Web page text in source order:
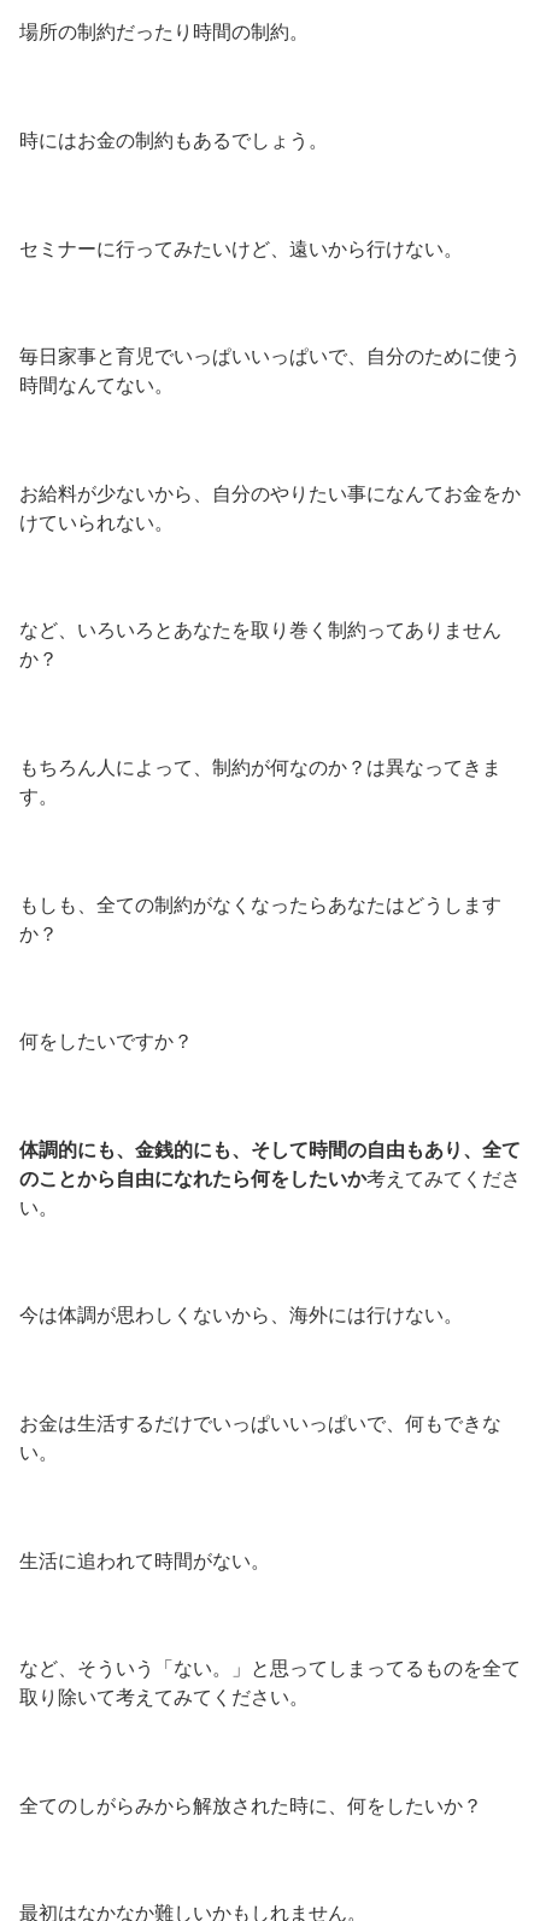
場所の制約だったり時間の制約。
時にはお金の制約もあるでしょう。
セミナーに行ってみたいけど、遠いから行けない。
毎日家事と育児でいっぱいいっぱいで、自分のために使う
時間なんてない。
お給料が少ないから、自分のやりたい事になんてお金をか
けていられない。
など、いろいろとあなたを取り巻く制約ってありません
か？
もちろん人によって、制約が何なのか？は異なってきま
す。
もしも、全ての制約がなくなったらあなたはどうします
か？
何をしたいですか？
体調的にも、金銭的にも、そして時間の自由もあり、全て
のことから自由になれたら何をしたいか考えてみてくださ
い。
今は体調が思わしくないから、海外には行けない。
お金は生活するだけでいっぱいいっぱいで、何もできな
い。
生活に追われて時間がない。
など、そういう「ない。」と思ってしまってるものを全て
取り除いて考えてみてください。
全てのしがらみから解放された時に、何をしたいか？
最初はなかなか難しいかもしれません。